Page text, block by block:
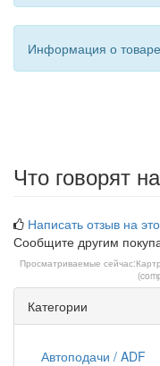
Информация о
Что говорят
Написать отзыв на
Сообщите другим
Просматриваемые сейчас:
Категории
Автоподачи / ADF